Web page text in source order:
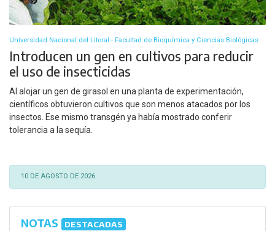
Universidad Nacional del Litoral - Facultad de Bioquímica y Ciencias Biológicas
Introducen un gen en cultivos para reducir
el uso de insecticidas
Al alojar un gen de girasol en una planta de experimentación,
científicos obtuvieron cultivos que son menos atacados por los
insectos. Ese mismo transgén ya había mostrado conferir
tolerancia a la sequía.
10 DE AGOSTO DE 2026
NOTAS DESTACADAS